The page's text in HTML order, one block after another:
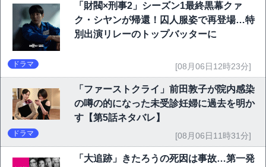
「財閥×刑事2」シーズン1最終黒幕クァ
ク・シヤンが帰還！囚人服姿で再登場…特
別出演リレーのトップバッターに
ドラマ [08月06日12時23分]
「ファーストクライ」前田敦子が院内感染
の噂の的になった未受診妊婦に過去を明か
す【第5話ネタバレ】
ドラマ [08月06日11時31分]
「大追跡」きたろうの死因は事故…第一発